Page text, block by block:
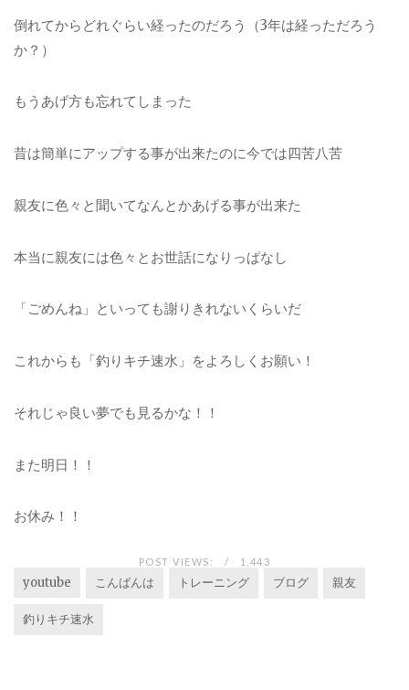
倒れてからどれぐらい経ったのだろう（3年は経っただろう
か？）
もうあげ方も忘れてしまった
昔は簡単にアップする事が出来たのに今では四苦八苦
親友に色々と聞いてなんとかあげる事が出来た
本当に親友には色々とお世話になりっぱなし
「ごめんね」といっても謝りきれないくらいだ
これからも「釣りキチ速水」をよろしくお願い！
それじゃ良い夢でも見るかな！！
また明日！！
お休み！！
POST VIEWS: 1,443
youtube こんばんは トレーニング ブログ 親友
釣りキチ速水